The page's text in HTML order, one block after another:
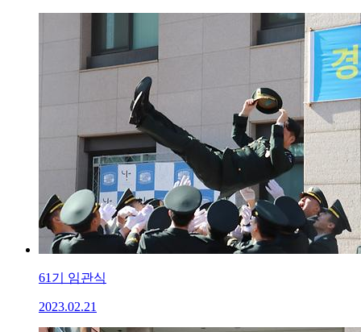
61기 임관식
2023.02.21